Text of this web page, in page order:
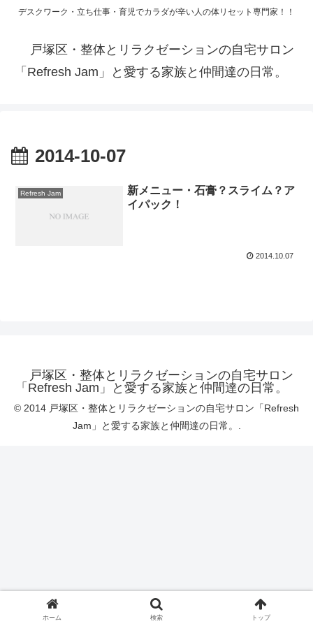
デスクワーク・立ち仕事・育児でカラダが辛い人の体リセット専門家！！
戸塚区・整体とリラクゼーションの自宅サロン
「Refresh Jam」と愛する家族と仲間達の日常。
2014-10-07
Refresh Jam
新メニュー・石膏？スライム？ア
イパック！
2014.10.07
戸塚区・整体とリラクゼーションの自宅サロン
「Refresh Jam」と愛する家族と仲間達の日常。
© 2014 戸塚区・整体とリラクゼーションの自宅サロン「Refresh
Jam」と愛する家族と仲間達の日常。.
ホーム 検索 トップ